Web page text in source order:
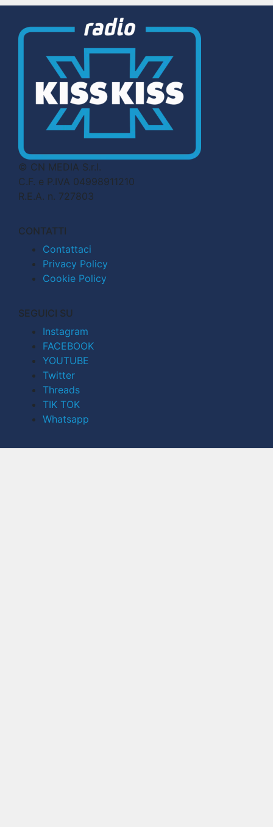
© CN MEDIA S.r.l.
C.F. e P.IVA 04998911210
R.E.A. n. 727803
CONTATTI
Contattaci
Privacy Policy
Cookie Policy
SEGUICI SU
Instagram
FACEBOOK
YOUTUBE
Twitter
Threads
TIK TOK
Whatsapp